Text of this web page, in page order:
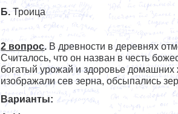
Б. Троица
2 вопрос. В древности в деревнях
Считалось, что он назван в честь
богатый урожай и здоровье
изображали сев зерна, обсыпались
Варианты: